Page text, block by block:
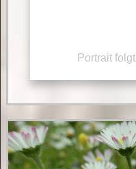
Portrait folgt